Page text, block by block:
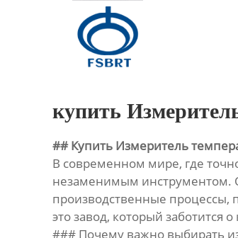
Контакты
купить
## Купить Измеритель
В современном мире, где
незаменимым инструментом.
производственные
это завод, который заботится
### Почему важно выбирать